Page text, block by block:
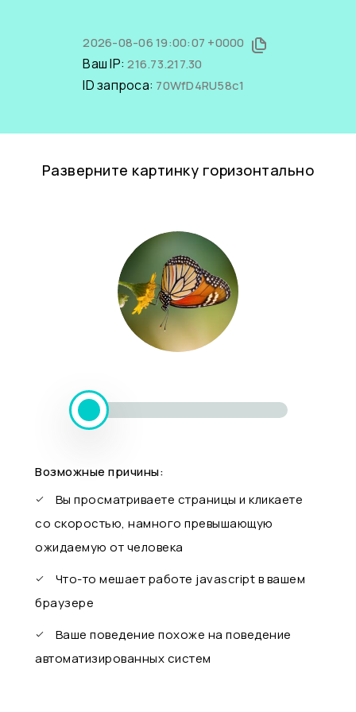
2026-08-06 19:00:07 +0000
Ваш IP:216.73.217.30
ID запроса: 70WfD4RU58c1
Разверните картинку горизонтально
Возможные причины:
Вы просматриваете страницы и кликаете
со скоростью, намного превышающую
ожидаемую от человека
Что-то мешает работе javascript в вашем
браузере
Ваше поведение похоже на поведение
автоматизированных систем